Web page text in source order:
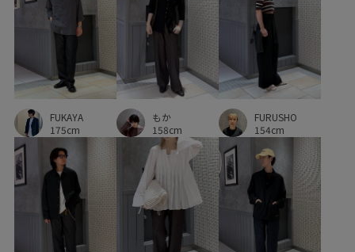
着心地が良い 落ち感
FUKAYA
175cm
もか
158cm
FURUSHO
154cm